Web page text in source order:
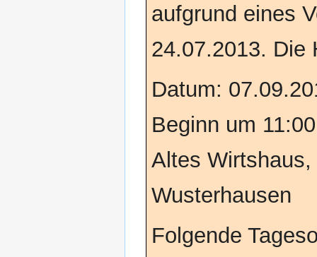
aufgrund eines
24.07.2013. Die
Datum:
Beginn um
Altes
Wusterhausen
Folgende